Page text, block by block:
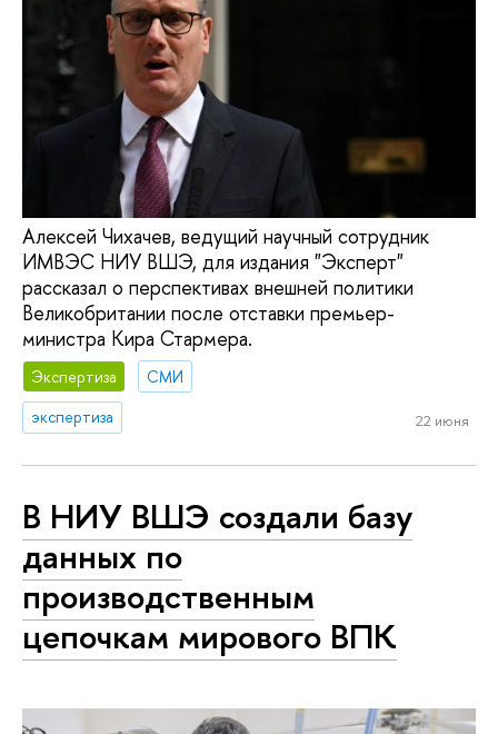
Алексей Чихачев, ведущий научный сотрудник
ИМВЭС НИУ ВШЭ, для издания "Эксперт"
рассказал о перспективах внешней политики
Великобритании после отставки премьер-
министра Кира Стармера.
Экспертиза
СМИ
экспертиза
22 июня
В НИУ ВШЭ создали базу
данных по
производственным
цепочкам мирового ВПК